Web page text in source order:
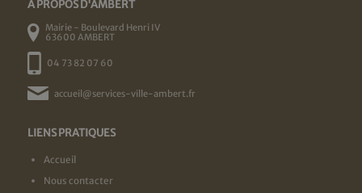
A PROPOS D'AMBERT
Mairie - Boulevard Henri IV
63600 AMBERT
04 73 82 07 60
accueil@services-ville-ambert.fr
LIENS PRATIQUES
Accueil
Nous contacter